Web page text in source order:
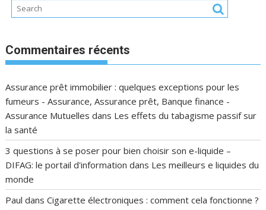
Commentaires récents
Assurance prêt immobilier : quelques exceptions pour les
fumeurs - Assurance, Assurance prêt, Banque finance -
Assurance Mutuelles dans Les effets du tabagisme passif sur
la santé
3 questions à se poser pour bien choisir son e-liquide –
DIFAG: le portail d'information dans Les meilleurs e liquides du
monde
Paul dansCigarette électroniques : comment cela fonctionne ?